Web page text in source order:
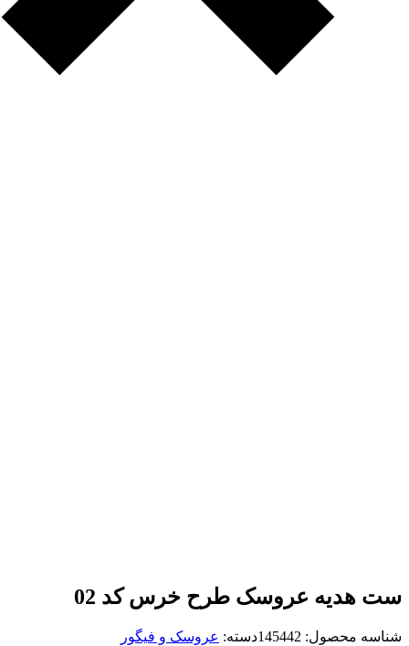
ست هدیه عروسک طرح خرس کد 02
شناسه محصول: 145442دسته: عروسک و فیگور